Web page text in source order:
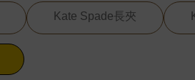
Kate Spade長夾